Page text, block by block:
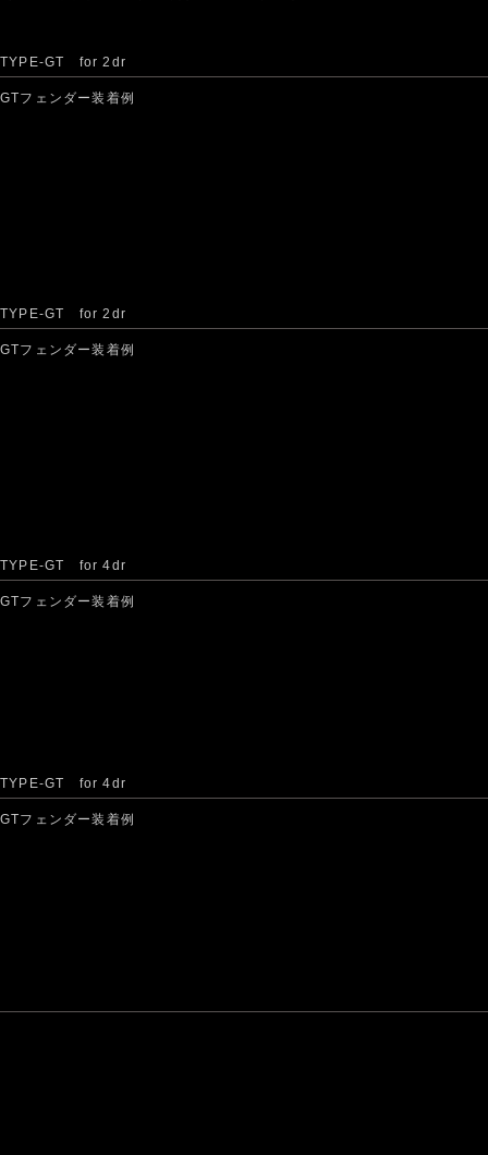
TYPE-GT for 2dr
GTフェンダー装着例
TYPE-GT for 2dr
GTフェンダー装着例
TYPE-GT for 4dr
GTフェンダー装着例
TYPE-GT for 4dr
GTフェンダー装着例